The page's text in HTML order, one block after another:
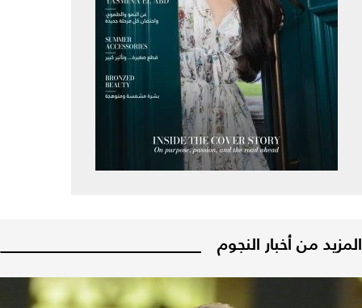
المزيد من أخبار النجوم